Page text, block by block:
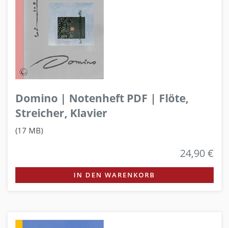
Domino | Notenheft PDF | Flöte,
Streicher, Klavier
(17 MB)
24,90 €
IN DEN WARENKORB